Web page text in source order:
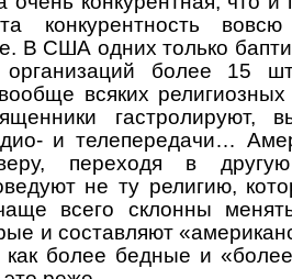
конкурентность
В США одних только
организаций более 15
всяких
гастролируют,
и телепередачи…
переходя в
не ту религию,
всего склонны
и составляют
более бедные и